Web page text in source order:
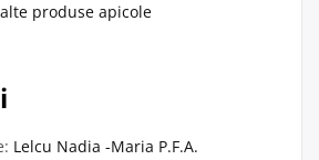
produse apicole
Lelcu Nadia -Maria P.F.A.